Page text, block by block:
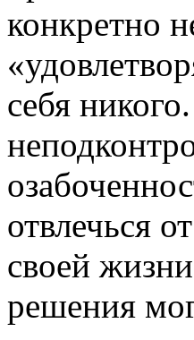
конкретно
себя
отвлечься
своей
решения